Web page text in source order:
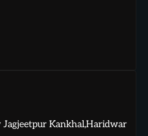
Kankhal,Haridwar